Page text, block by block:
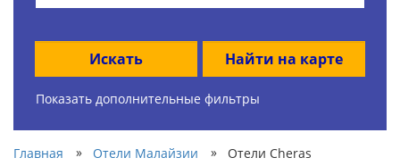
Искать Найти на карте
Показать дополнительные фильтры
Главная » Отели Малайзии » Отели Cheras